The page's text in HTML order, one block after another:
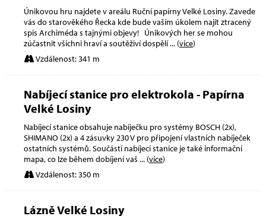
Únikovou hru najdete v areálu Ruční papírny Velké Losiny. Zavede
vás do starověkého Řecka kde bude vaším úkolem najít ztracený
spis Archiméda s tajnými objevy! Únikových her se mohou
zúčastnit všichni hraví a soutěživí dospělí... (více)
Vzdálenost: 341 m
Nabíjecí stanice pro elektrokola - Papírna
Velké Losiny
Nabíjecí stanice obsahuje nabíječku pro systémy BOSCH (2x),
SHIMANO (2x) a 4 zásuvky 230 V pro připojení vlastních nabíječek
ostatních systémů. Součástí nabíjecí stanice je také informační
mapa, co lze během dobíjení vaš ... (více)
Vzdálenost: 350 m
Lázně Velké Losiny